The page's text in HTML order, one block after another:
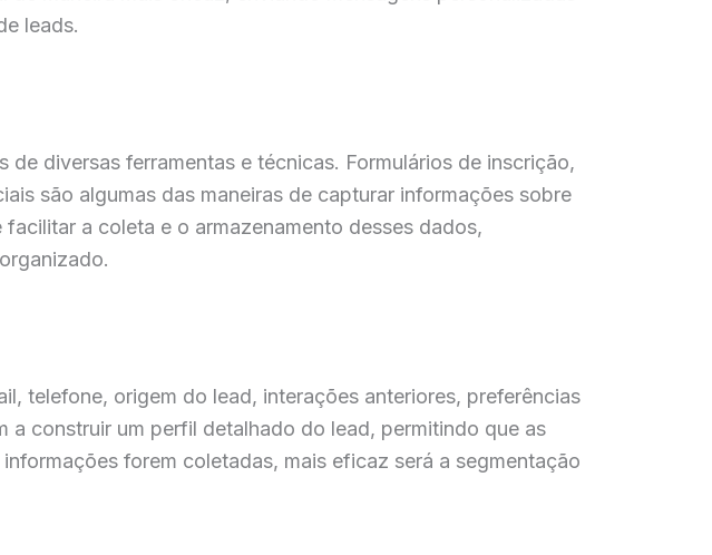
leads.
diversas ferramentas e técnicas. Formulários de inscrição,
são algumas das maneiras de capturar informações sobre
a coleta e o armazenamento desses dados,
telefone, origem do lead, interações anteriores, preferências
a construir um perfil detalhado do lead, permitindo que as
forem coletadas, mais eficaz será a segmentação